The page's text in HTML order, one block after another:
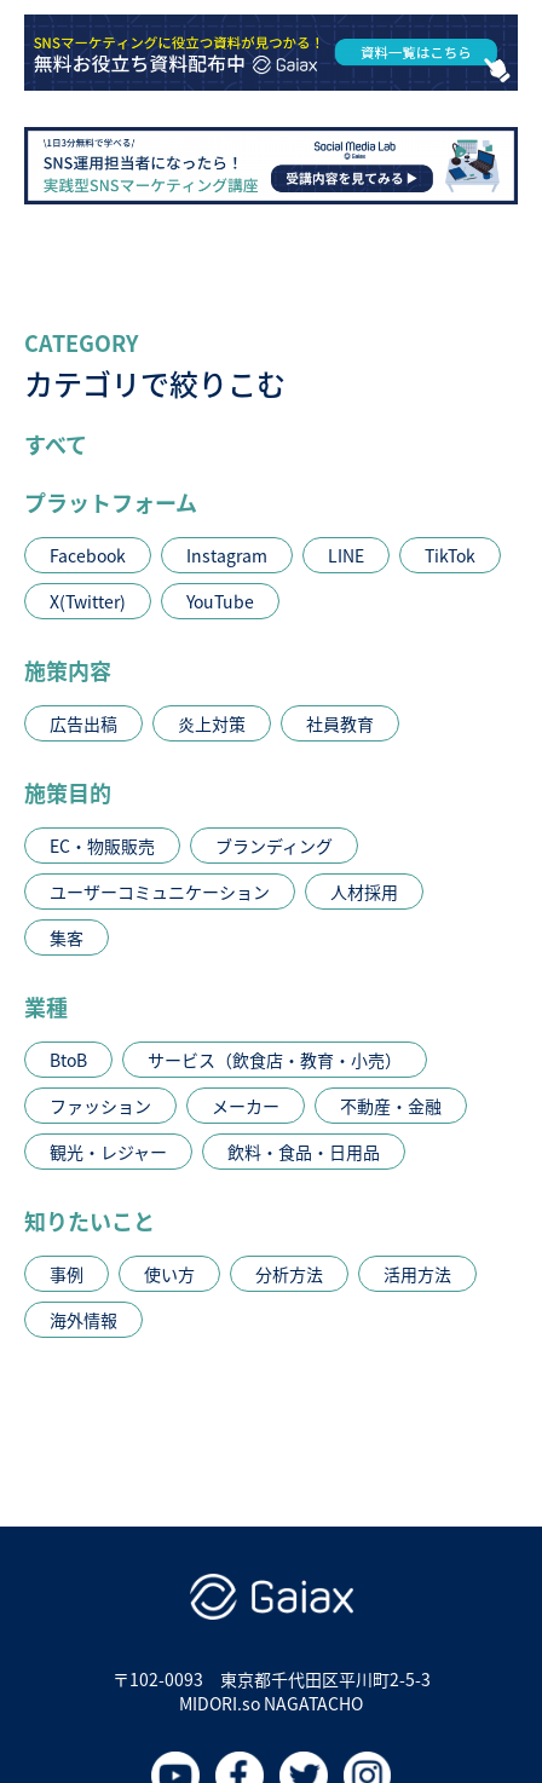
CATEGORY
カテゴリで絞りこむ
すべて
プラットフォーム
Facebook Instagram LINE
TikTok
X(Twitter)
YouTube
施策内容
広告出稿 炎上対策 社員教育
施策目的
EC・物販販売
ブランディング
ユーザーコミュニケーション
人材採用
集客
業種
BtoB
サービス（飲食店・教育・小売）
ファッション
メーカー
不動産・金融
観光・レジャー
飲料・食品・日用品
知りたいこと
事例 使い方 分析方法
活用方法
海外情報
〒102-0093 東京都千代田区平川町2-5-3
MIDORI.so NAGATACHO